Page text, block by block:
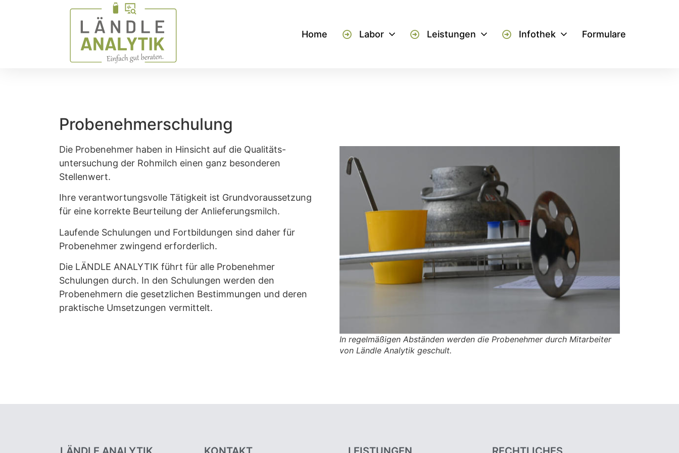
Home Labor Leistungen Infothek Formulare
Probenehmerschulung
Die Probenehmer haben in Hinsicht auf die Qualitäts-
untersuchung der Rohmilch einen ganz besonderen
Stellenwert.
Ihre verantwortungsvolle Tätigkeit ist Grundvoraussetzung
für eine korrekte Beurteilung der Anlieferungsmilch.
Laufende Schulungen und Fortbildungen sind daher für
Probenehmer zwingend erforderlich.
Die LÄNDLE ANALYTIK führt für alle Probenehmer
Schulungen durch. In den Schulungen werden den
Probenehmern die gesetzlichen Bestimmungen und deren
praktische Umsetzungen vermittelt.
In regelmäßigen Abständen werden die Probenehmer durch Mitarbeiter
von Ländle Analytik geschult.